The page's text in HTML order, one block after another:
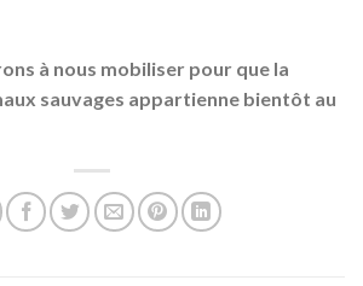
à nous mobiliser pour que la
sauvages appartienne bientôt au